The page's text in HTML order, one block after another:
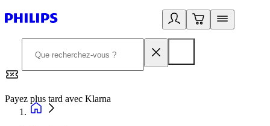
Payez plus tard avec Klarna